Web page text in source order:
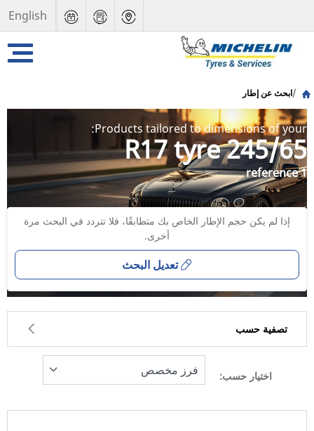
English
ابحث عن إطار
Products tailored to dimensions of your:
245/65 R17 tyre
1 reference
إذا لم يكن حجم الإطار الخاص بك متطابقًا، فلا تتردد في البحث مرة
أخرى.
تعديل البحث
تصفية حسب
اختيار حسب: